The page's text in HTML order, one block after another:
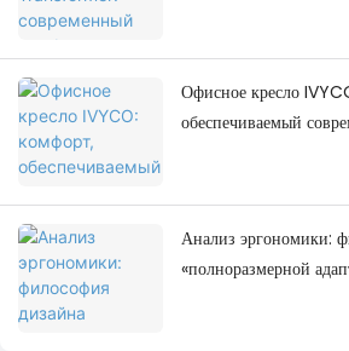
Офисное кресло
обеспечиваемый
Анализ эргономики:
«полноразмерной